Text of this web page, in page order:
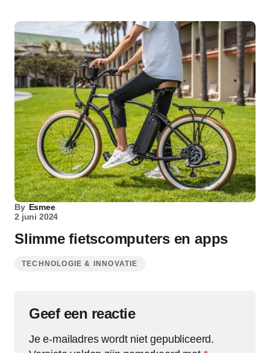
By Esmee
2 juni 2024
Slimme fietscomputers en apps
TECHNOLOGIE & INNOVATIE
Geef een reactie
Je e-mailadres wordt niet gepubliceerd.